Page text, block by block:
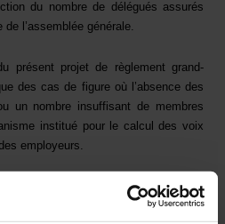
du nombre de délégués assurés
l’assemblée générale.
présent projet de règlement grand-
des cas de figure où l’absence des
un nombre insuffisant de membres
institué pour le calcul des voix
employeurs.
ducal propose donc certaines
et certaines adaptations en